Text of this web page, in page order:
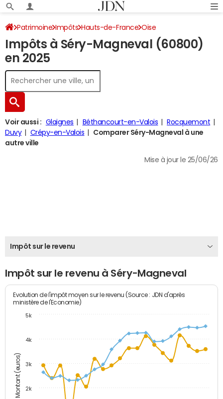
Patrimoine Impôts Hauts-de-France Oise
Séry-Magneval Impôt sur le revenu
Impôts à Séry-Magneval (60800)
en 2025
Voir aussi : Glaignes Béthancourt-en-Valois
Rocquemont
Duvy
Crépy-en-Valois
Comparer Séry-Magneval à une
autre ville
Mise à jour le 25/06/26
Impôt sur le revenu
Impôt sur le revenu à Séry-Magneval
Montant (euros)
Evolution de l'impôt moyen sur le revenu (Source : JDN d'après
ministère de l'Economie)
2k
3k
4k
5k